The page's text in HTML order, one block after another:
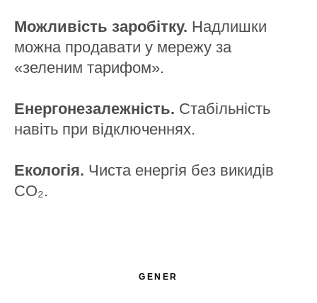
Можливість заробітку. Надлишки
можна продавати у мережу за
«зеленим тарифом».
Енергонезалежність. Стабільність
навіть при відключеннях.
Екологія. Чиста енергія без викидів
СО₂.
GENER